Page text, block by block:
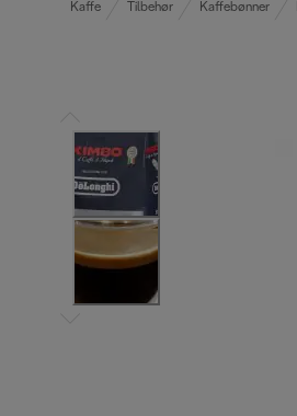
Kaffe Tilbehør Kaffebønner